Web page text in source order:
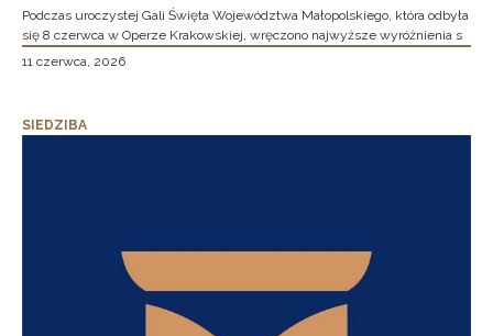
Podczas uroczystej Gali Święta Województwa Małopolskiego, która odbyła
się 8 czerwca w Operze Krakowskiej, wręczono najwyższe wyróżnienia s
11 czerwca, 2026
SIEDZIBA